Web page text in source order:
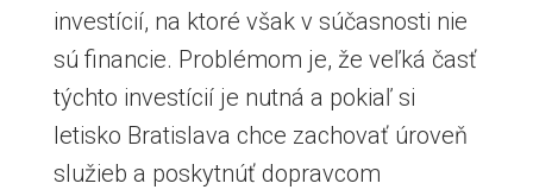
investícií, na ktoré však v súčasnosti nie
sú financie. Problémom je, že veľká časť
týchto investícií je nutná a pokiaľ si
letisko Bratislava chce zachovať úroveň
služieb a poskytnúť dopravcom